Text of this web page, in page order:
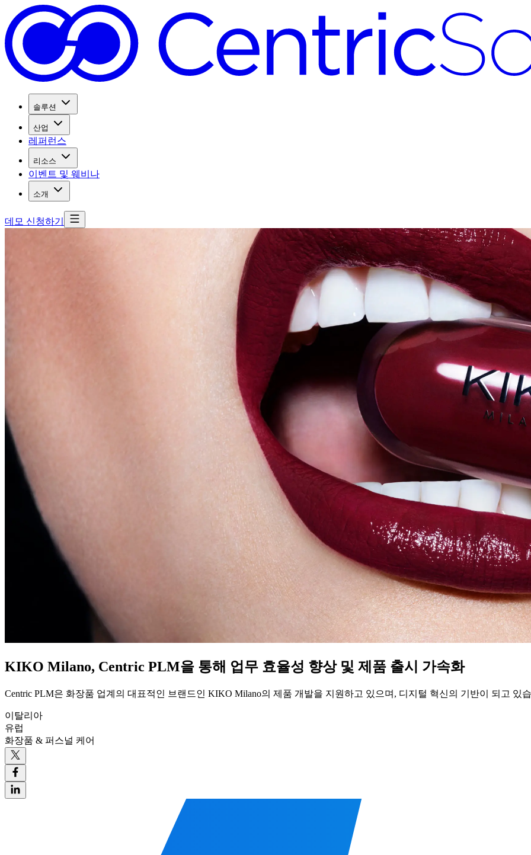
솔루션
산업
레퍼런스
리소스
이벤트 및 웨비나
소개
데모 신청하기
KIKO Milano, Centric PLM을 통해 업무 효율성 향상 및 제품 출시 가속화
Centric PLM은 화장품 업계의 대표적인 브랜드인 KIKO Milano의 제품 개발을 지원하고 있으며, 디지털 혁신의 기반이 되고 있
이탈리아
유럽
화장품 & 퍼스널 케어